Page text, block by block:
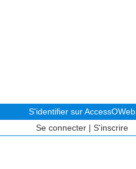
S'identifier sur AccessOWeb
Se connecter | S'inscrire